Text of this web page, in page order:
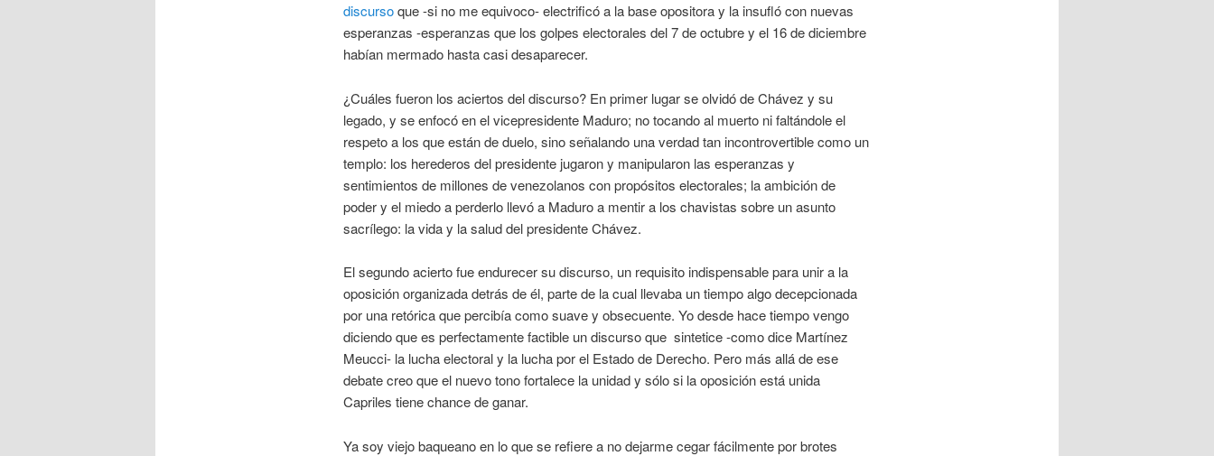
discursoque -si no me equivoco- electrificó a la base opositora y la insufló con nuevas
esperanzas -esperanzas que los golpes electorales del 7 de octubre y el 16 de diciembre
habían mermado hasta casi desaparecer.
¿Cuáles fueron los aciertos del discurso? En primer lugar se olvidó de Chávez y su
legado, y se enfocó en el vicepresidente Maduro; no tocando al muerto ni faltándole el
respeto a los que están de duelo, sino señalando una verdad tan incontrovertible como un
templo: los herederos del presidente jugaron y manipularon las esperanzas y
sentimientos de millones de venezolanos con propósitos electorales; la ambición de
poder y el miedo a perderlo llevó a Maduro a mentir a los chavistas sobre un asunto
sacrílego: la vida y la salud del presidente Chávez.
El segundo acierto fue endurecer su discurso, un requisito indispensable para unir a la
oposición organizada detrás de él, parte de la cual llevaba un tiempo algo decepcionada
por una retórica que percibía como suave y obsecuente. Yo desde hace tiempo vengo
diciendo que es perfectamente factible un discurso que sintetice -como dice Martínez
Meucci- la lucha electoral y la lucha por el Estado de Derecho. Pero más allá de ese
debate creo que el nuevo tono fortalece la unidad y sólo si la oposición está unida
Capriles tiene chance de ganar.
Ya soy viejo baqueano en lo que se refiere a no dejarme cegar fácilmente por brotes